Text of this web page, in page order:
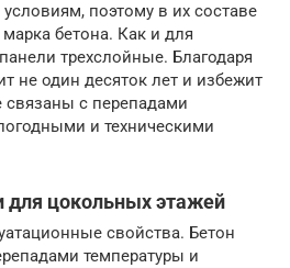
поэтому в их составе
бетона. Как и для
трехслойные. Благодаря
не один десяток лет и избежит
с перепадами
и техническими
для цокольных этажей
свойства. Бетон
температуры и